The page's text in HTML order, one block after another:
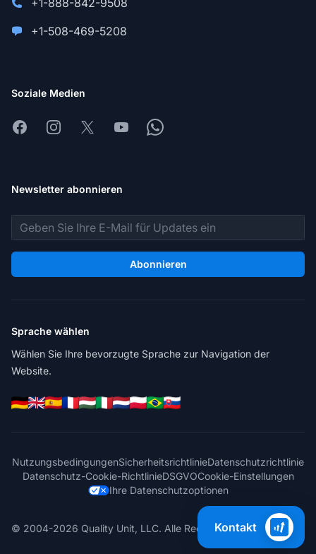
+1-888-842-9508
+1-508-469-5208
Soziale Medien
FacebookInstagram
X YoutubeWhatsapp
Newsletter abonnieren
E-Mail-Adresse
Abonnieren
Sprache wählen
Wählen Sie Ihre bevorzugte Sprache zur Navigation der
Website.
NutzungsbedingungenSicherheitsrichtlinieDatenschutzrichtlinie
Datenschutz-Cookie-RichtlinieDSGVOCookie-Einstellungen
Ihre Datenschutzoptionen
© 2004-2026 Quality Unit, LLC. Alle Rechte vorbehalten.
Kontakt